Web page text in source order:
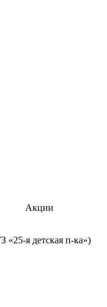
Акции
«25-я детская п-ка»)